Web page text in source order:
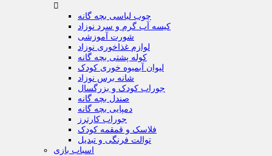

چوب لباسی بچه گانه
کیسه آب گرم و سرد نوزاد
شورت آموزشی
لوازم غذاخوری نوزاد
کوله پشتی بچه گانه
لیوان آبمیوه خوری کودک
شانه برس نوزاد
جوراب کودک و بزرگسال
صندل بچه گانه
دمپایی بچه گانه
جوراب کارترز
فلاسک و قمقمه کودک
توالت فرنگی و تبدیل
اسباب بازی